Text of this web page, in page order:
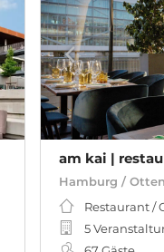
am kai |
Hamburg /
Restaurant /
5